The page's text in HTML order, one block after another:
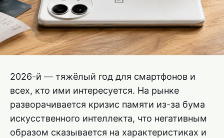
2026-й — тяжёлый год для смартфонов и
всех, кто ими интересуется. На рынке
разворачивается кризис памяти из-за бума
искусственного интеллекта, что негативным
образом сказывается на характеристиках и